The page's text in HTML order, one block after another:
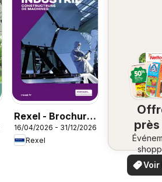
Rexel - Brochure
industrie
16/04/2026 - 31/12/2026
Rexel
près
locaux
Voir